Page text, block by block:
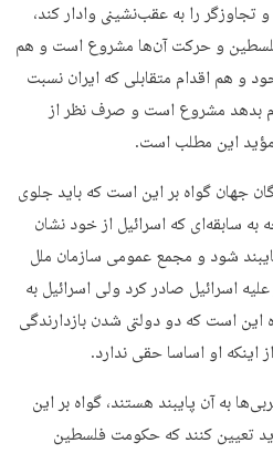
را به عقب‌نشینی وادار ‌کند،
فلسطین و حرکت آن‌ها مشروع است و هم
و هم اقدام متقابلی که ایران نسبت
بدهد مشروع است و صرف نظر از
مؤید این مطلب است.
جهان گواه بر این است که باید جلوی
سابقه‌ای که اسرائیل از خود نشان
شود و مجمع عمومی سازمان ملل
اسرائیل صادر کرد ولی اسرائیل به
این است که دو دولتی شدن بازدارندگی
اینکه او اساسا حقی ندارد.
به آن پایبند هستند، گواه بر این
تعیین کنند که حکومت فلسطین